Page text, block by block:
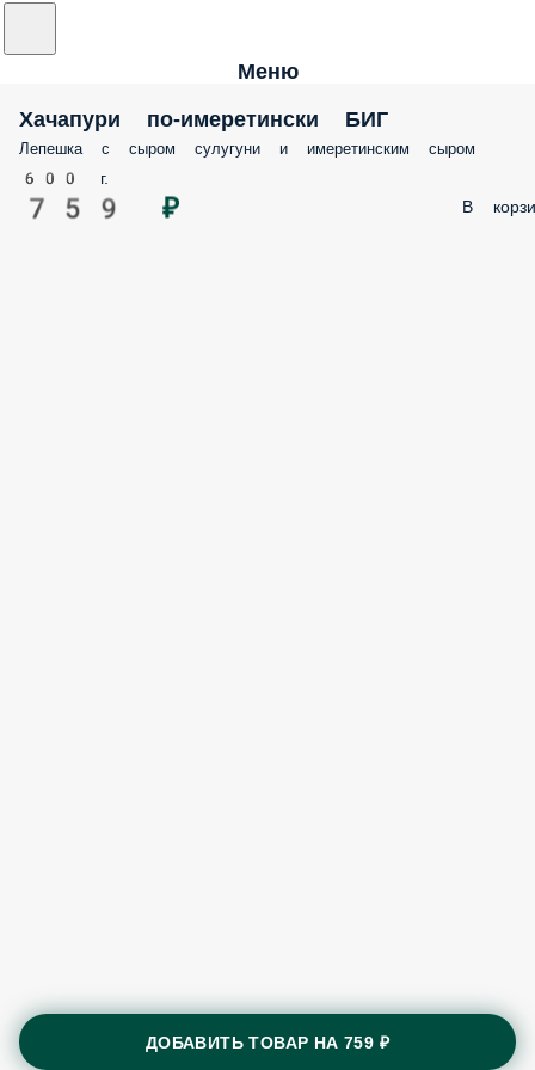
Меню
Хачапури по-имеретински БИГ
Лепешка с сыром сулугуни и имеретинским сыром
600 г.
759 ₽ В
ДОБАВИТЬ ТОВАР НА759 ₽